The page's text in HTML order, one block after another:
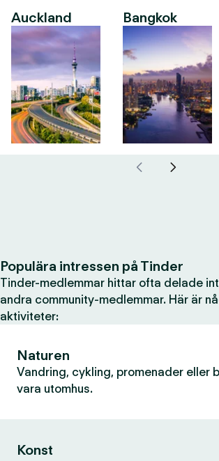
Auckland Bangkok
Populära intressen på Tinder
Tinder-medlemmar hittar ofta delade
andra community-medlemmar. Här är
aktiviteter:
Naturen
Vandring, cykling, promenader eller
vara utomhus.
Konst